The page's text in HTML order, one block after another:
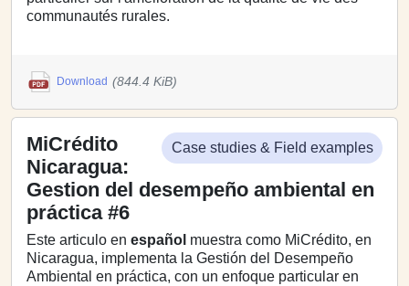
communautés rurales.
Download (844.4 KiB)
Case studies & Field examples
MiCrédito
Nicaragua:
Gestion del desempeño ambiental en
práctica #6
Este articulo en español muestra como MiCrédito, en
Nicaragua, implementa la Gestión del Desempeño
Ambiental en práctica, con un enfoque particular en